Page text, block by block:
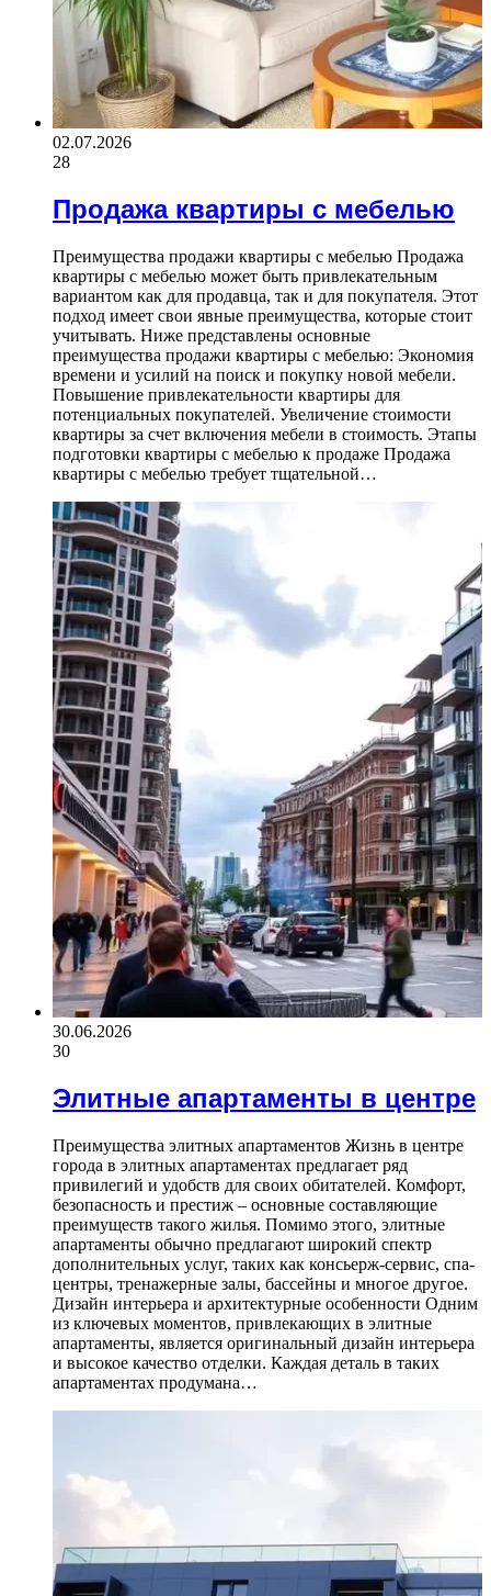
02.07.2026
28
Продажа квартиры с мебелью
Преимущества продажи квартиры с мебелью Продажа
квартиры с мебелью может быть привлекательным
вариантом как для продавца, так и для покупателя. Этот
подход имеет свои явные преимущества, которые стоит
учитывать. Ниже представлены основные
преимущества продажи квартиры с мебелью: Экономия
времени и усилий на поиск и покупку новой мебели.
Повышение привлекательности квартиры для
потенциальных покупателей. Увеличение стоимости
квартиры за счет включения мебели в стоимость. Этапы
подготовки квартиры с мебелью к продаже Продажа
квартиры с мебелью требует тщательной…
30.06.2026
30
Элитные апартаменты в центре
Преимущества элитных апартаментов Жизнь в центре
города в элитных апартаментах предлагает ряд
привилегий и удобств для своих обитателей. Комфорт,
безопасность и престиж – основные составляющие
преимуществ такого жилья. Помимо этого, элитные
апартаменты обычно предлагают широкий спектр
дополнительных услуг, таких как консьерж-сервис, спа-
центры, тренажерные залы, бассейны и многое другое.
Дизайн интерьера и архитектурные особенности Одним
из ключевых моментов, привлекающих в элитные
апартаменты, является оригинальный дизайн интерьера
и высокое качество отделки. Каждая деталь в таких
апартаментах продумана…